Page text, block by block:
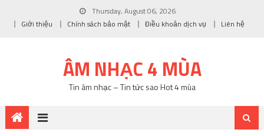
Thursday, August 06, 2026
Giới thiệu
Chính sách bảo mật Điều khoản dịch vụ Liên hệ
ÂM NHẠC 4 MÙA
Tin âm nhạc – Tin tức sao Hot 4 mùa